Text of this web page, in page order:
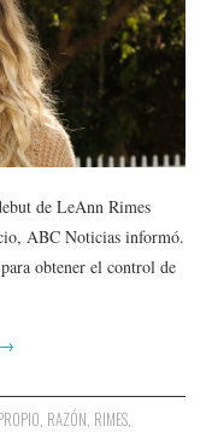
de LeAnn Rimes
ABC Noticias informó.
obtener el control de
→
, RAZÓN, RIMES,